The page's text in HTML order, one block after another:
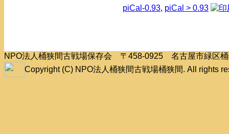
piCal-0.93, piCal > 0.93
NPO法人桶狭間古戦場保存会 〒458-0925 名古屋市緑区
Copyright (C) NPO法人桶狭間古戦場桶狭間. All rights